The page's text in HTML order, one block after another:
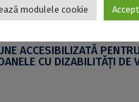
ACCESIBILIZATĂ PENTRU
CU DIZABILITĂŢI DE
modulele cookie